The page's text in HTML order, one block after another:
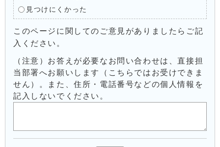
見つけにくかった
このページに関してのご意見がありましたらご記
入ください。
（注意）お答えが必要なお問い合わせは、直接担
当部署へお願いします（こちらではお受けできま
せん）。また、住所・電話番号などの個人情報を
記入しないでください。